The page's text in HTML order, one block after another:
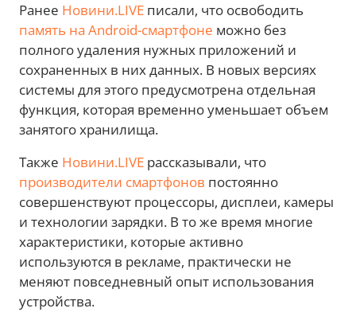
Ранее Новини.LIVE писали, что освободить
память на Android-смартфоне можно без
полного удаления нужных приложений и
сохраненных в них данных. В новых версиях
системы для этого предусмотрена отдельная
функция, которая временно уменьшает объем
занятого хранилища.
Также Новини.LIVE рассказывали, что
производители смартфонов постоянно
совершенствуют процессоры, дисплеи, камеры
и технологии зарядки. В то же время многие
характеристики, которые активно
используются в рекламе, практически не
меняют повседневный опыт использования
устройства.